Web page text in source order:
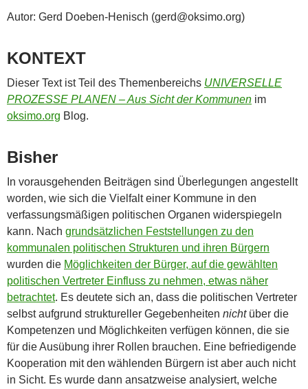
Autor: Gerd Doeben-Henisch (gerd@oksimo.org)
KONTEXT
Dieser Text ist Teil des Themenbereichs UNIVERSELLE
PROZESSE PLANEN – Aus Sicht der Kommunen im
oksimo.org Blog.
Bisher
In vorausgehenden Beiträgen sind Überlegungen angestellt
worden, wie sich die Vielfalt einer Kommune in den
verfassungsmäßigen politischen Organen widerspiegeln
kann. Nach grundsätzlichen Feststellungen zu den
kommunalen politischen Strukturen und ihren Bürgern
wurden die Möglichkeiten der Bürger, auf die gewählten
politischen Vertreter Einfluss zu nehmen, etwas näher
betrachtet. Es deutete sich an, dass die politischen Vertreter
selbst aufgrund struktureller Gegebenheiten nichtüber die
Kompetenzen und Möglichkeiten verfügen können, die sie
für die Ausübung ihrer Rollen brauchen. Eine befriedigende
Kooperation mit den wählenden Bürgern ist aber auch nicht
in Sicht. Es wurde dann ansatzweise analysiert, welche